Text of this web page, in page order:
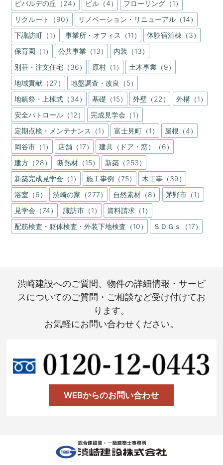
ビバルデの丘（24）
ビル（4）
フローリング（1）
リクルート（90）
リノベーション・リニューアル（14）
下諏訪町（1）
事業所・オフィス（11）
体験宿泊棟（3）
保育園（1）
公共事業（13）
内装（13）
別荘・注文住宅（36）
原村（1）
土木事業（9）
地域貢献（27）
地盤調査・改良（5）
地鎮祭・上棟式（34）
基礎（15） 外壁（22）
外構（1）
安全パトロール（12）
完成見学会（1）
定期点検・メンテナンス（1）
富士見町（1）
屋根（4）
岡谷市（1）
店舗（17）
建具（ドア・窓）（6）
建方（28）
断熱材（15）
新築（253）
新築完成見学会（1）
施工事例（75）
木工事（39）
浴室（6）
渋崎の家（277） 自然素材（8）
茅野市（1）
見学会（74）
諏訪市（1）
資料請求（1）
配筋検査・躯体検査・外装下地検査（10）
ＳＤＧｓ（17）
渋崎建設へのご質問、物件の詳細情報・サービ
スについてのご質問・ご相談など受け付けてお
ります。
お気軽にお問い合わせください。
WEBからのお問い合わせ